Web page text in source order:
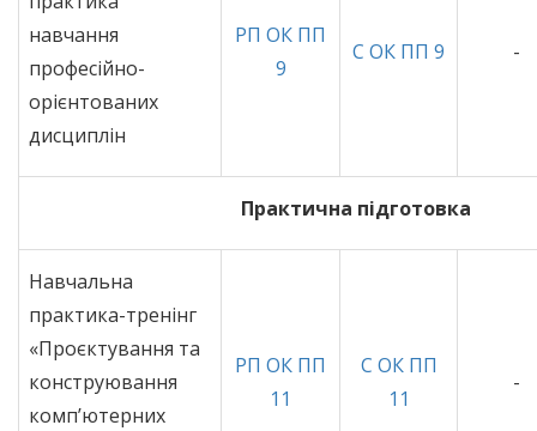
навчання
професійно-
орієнтованих
дисциплін
РП ОК ПП
9
С ОК ПП 9 -
Практична підготовка
Навчальна
практика-тренінг
«Проєктування та
конструювання
комп’ютерних
РП ОК ПП
11
С ОК ПП
11
-